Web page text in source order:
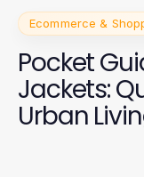
Ecommerce &
Pocket
Jackets:
Urban